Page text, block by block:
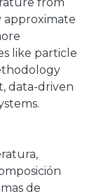
approximate
like particle
data-driven
,
de